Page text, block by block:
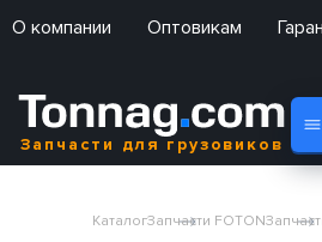
О компании Оптовикам
Запчасти для грузовиков
КаталогЗапчасти FOTON